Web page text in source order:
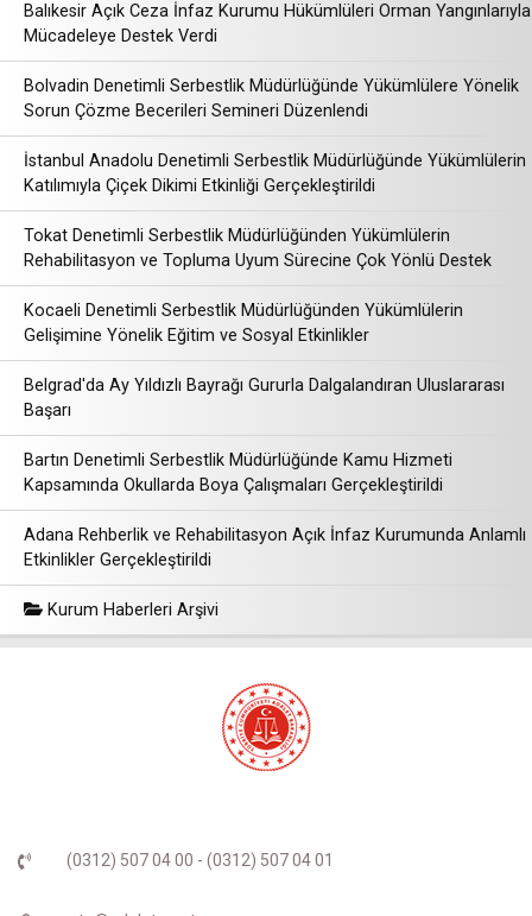
Balıkesir Açık Ceza İnfaz Kurumu Hükümlüleri Orman Yangınlarıyla
Mücadeleye Destek Verdi
Bolvadin Denetimli Serbestlik Müdürlüğünde Yükümlülere Yönelik
Sorun Çözme Becerileri Semineri Düzenlendi
İstanbul Anadolu Denetimli Serbestlik Müdürlüğünde Yükümlülerin
Katılımıyla Çiçek Dikimi Etkinliği Gerçekleştirildi
Tokat Denetimli Serbestlik Müdürlüğünden Yükümlülerin
Rehabilitasyon ve Topluma Uyum Sürecine Çok Yönlü Destek
Kocaeli Denetimli Serbestlik Müdürlüğünden Yükümlülerin
Gelişimine Yönelik Eğitim ve Sosyal Etkinlikler
Belgrad'da Ay Yıldızlı Bayrağı Gururla Dalgalandıran Uluslararası
Başarı
Bartın Denetimli Serbestlik Müdürlüğünde Kamu Hizmeti
Kapsamında Okullarda Boya Çalışmaları Gerçekleştirildi
Adana Rehberlik ve Rehabilitasyon Açık İnfaz Kurumunda Anlamlı
Etkinlikler Gerçekleştirildi
Kurum Haberleri Arşivi
(0312) 507 04 00 - (0312) 507 04 01